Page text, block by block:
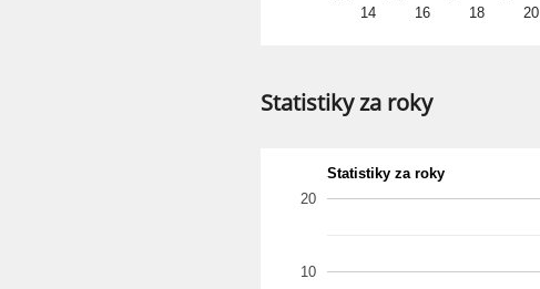
14
16
18
20
Statistiky za roky
Statistiky za roky
10
20